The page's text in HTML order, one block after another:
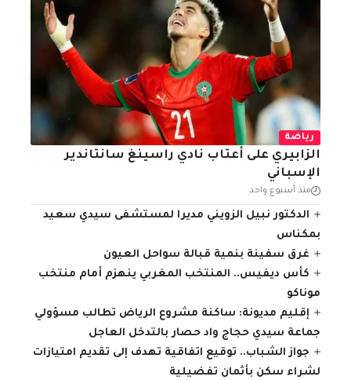
رياضة
الزابيري على أعتاب نادي راسينغ سانتاندير
الإسباني
منذ أسبوع واحد
الدكتور نبيل الزويني مديرا لمستشفى سيدي سعيد
بمكناس
غرق سفينة بنمية قبالة سواحل العيون
كأس ديفيس.. المنتخب المغربي ينهزم أمام منتخب
موناكو
إقليم مديونة: ساكنة مشروع الرياض تطالب مسؤولي
جماعة سيدي حجاج واد حصار بالتدخل العاجل
جواز الشباب.. توقيع اتفاقية تهدف إلى تقديم امتيازات
لشراء سكن بأثمان تفضيلية